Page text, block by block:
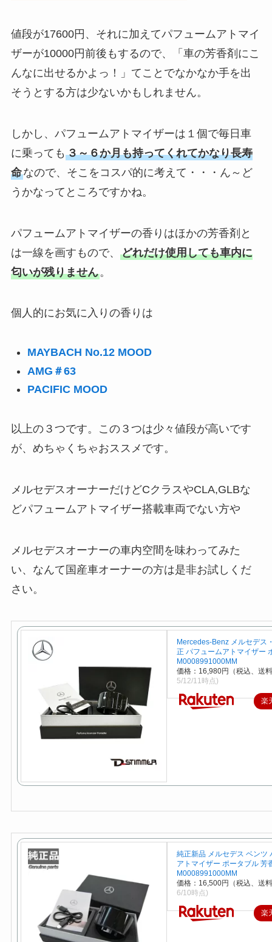
値段が17600円、それに加えてパフュームアトマイ
ザーが10000円前後もするので、「車の芳香剤にこ
んなに出せるかよっ！」てことでなかなか手を出
そうとする方は少ないかもしれません。
しかし、パフュームアトマイザーは１個で毎日車
に乗っても ３～６か月も持ってくれてかなり長寿
命なので、そこをコスパ的に考えて・・・ん～ど
うかなってところですかね。
パフュームアトマイザーの香りはほかの芳香剤と
は一線を画すもので、 どれだけ使用しても車内に
匂いが残りません。
個人的にお気に入りの香りは
MAYBACH No.12 MOOD
AMG＃63
PACIFIC MOOD
以上の３つです。この３つは少々値段が高いです
が、めちゃくちゃおススメです。
メルセデスオーナーだけどCクラスやCLA,GLBな
どパフュームアトマイザー搭載車両でない方や
メルセデスオーナーの車内空間を味わってみた
い、なんて国産車オーナーの方は是非お試しくだ
さい。
Mercedes-Benz メルセデス
正 パフュームアトマイザー
M0008991000MM
価格：16,980円（税込、送
5/12/11時点)
楽
純正新品 メルセデス ベンツ
アトマイザー ポータブル 芳
M0008991000MM
価格：16,500円（税込、送
6/10時点)
楽